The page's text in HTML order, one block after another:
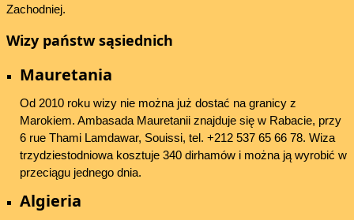
Zachodniej.
Wizy państw sąsiednich
Mauretania
Od 2010 roku wizy nie można już dostać na granicy z
Marokiem. Ambasada Mauretanii znajduje się w Rabacie, przy
6 rue Thami Lamdawar, Souissi, tel. +212 537 65 66 78. Wiza
trzydziestodniowa kosztuje 340 dirhamów i można ją wyrobić w
przeciągu jednego dnia.
Algieria